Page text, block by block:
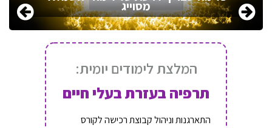
מסוייג
המלצת לימודים יומית:
תרפיה בעזרת בעלי חיים
התארגנות וניהול קבוצת רכישה לקורס